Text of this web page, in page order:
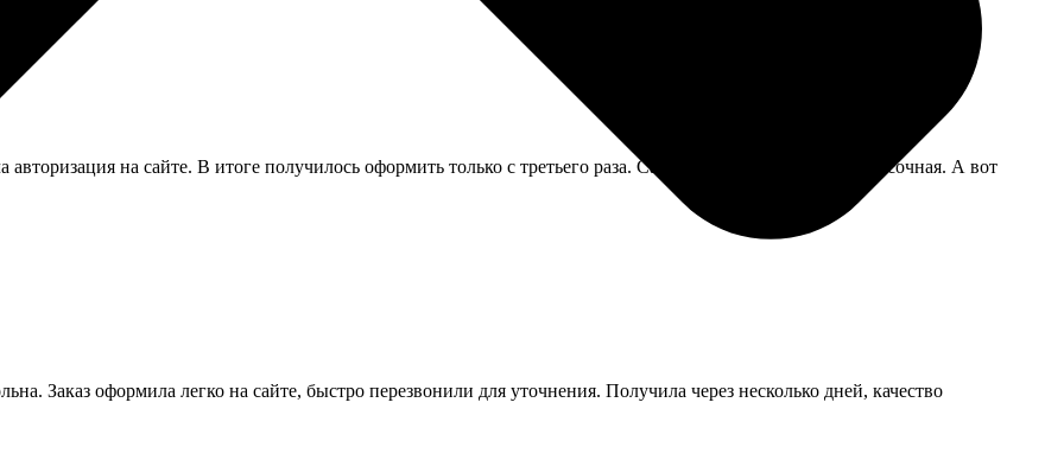
авторизация на сайте. В итоге получилось оформить только с третьего раза. Сам постер — красота, печать сочная. А вот
Заказ оформила легко на сайте, быстро перезвонили для уточнения. Получила через несколько дней, качество